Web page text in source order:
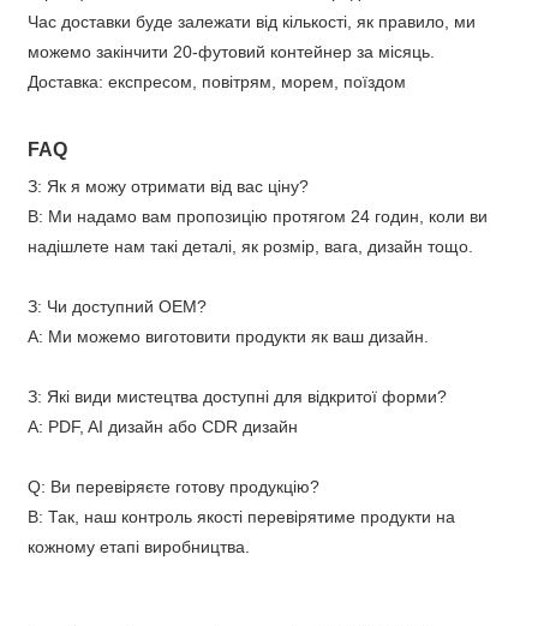
Час доставки буде залежати від кількості, як правило, ми
можемо закінчити 20-футовий контейнер за місяць.
Доставка: експресом, повітрям, морем, поїздом
FAQ
З: Як я можу отримати від вас ціну?
В: Ми надамо вам пропозицію протягом 24 годин, коли ви
надішлете нам такі деталі, як розмір, вага, дизайн тощо.
З: Чи доступний OEM?
A: Ми можемо виготовити продукти як ваш дизайн.
З: Які види мистецтва доступні для відкритої форми?
A: PDF, AI дизайн або CDR дизайн
Q: Ви перевіряєте готову продукцію?
В: Так, наш контроль якості перевірятиме продукти на
кожному етапі виробництва.